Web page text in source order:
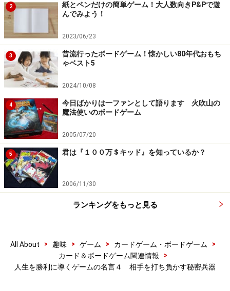
2
紙とペンだけの簡単ゲーム！大人数向きP&Pで遊
んでみよう！
2023/06/23
3
昔流行ったボードゲーム！懐かしい80年代おもち
ゃベスト5
2024/10/08
4
今日ばかりは一ファンとして語ります 火吹山の
魔法使いのボードゲーム
2005/07/20
5 君は『１００万＄キッド』を知っているか？
2006/11/30
ランキングをもっと見る
All About > 趣味 > ゲーム > カードゲーム・ボードゲーム
>
カード＆ボードゲーム関連情報
>
人生を勝利に導くゲームの名言４ 相手を打ち負かす秘密兵器